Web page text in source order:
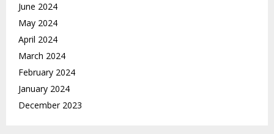
June 2024
May 2024
April 2024
March 2024
February 2024
January 2024
December 2023